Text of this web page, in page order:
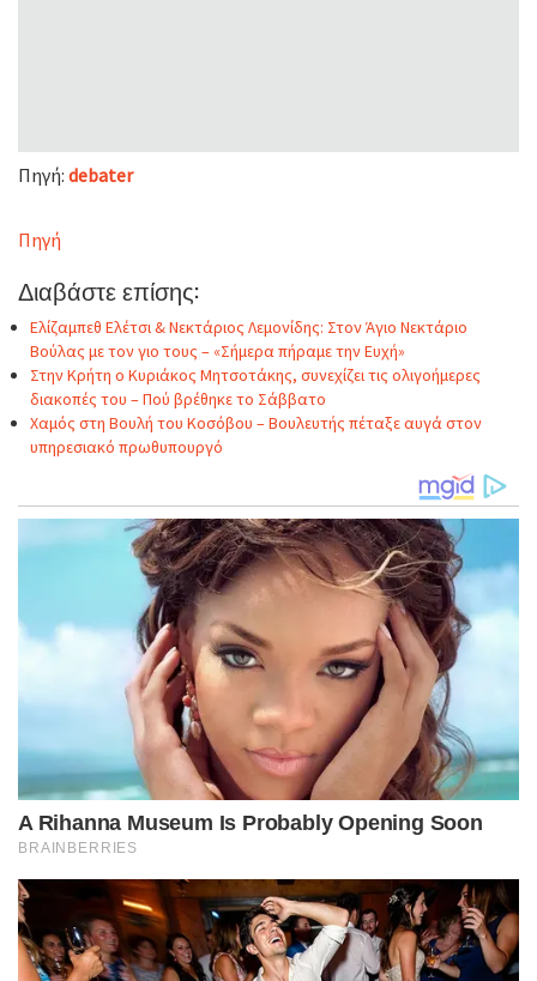
Πηγή: debater
Πηγή
Διαβάστε επίσης:
Ελίζαμπεθ Ελέτσι & Νεκτάριος Λεμονίδης: Στον Άγιο Νεκτάριο
Βούλας με τον γιο τους – «Σήμερα πήραμε την Ευχή»
Στην Κρήτη ο Κυριάκος Μητσοτάκης, συνεχίζει τις ολιγοήμερες
διακοπές του – Πού βρέθηκε το Σάββατο
Χαμός στη Βουλή του Κοσόβου – Βουλευτής πέταξε αυγά στον
υπηρεσιακό πρωθυπουργό